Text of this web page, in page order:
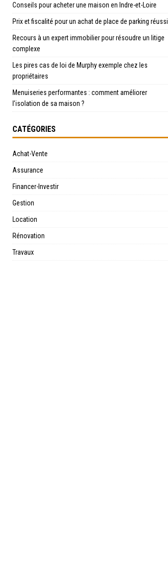
Conseils pour acheter une maison en Indre-et-Loire
Prix et fiscalité pour un achat de place de parking réussi
Recours à un expert immobilier pour résoudre un litige
complexe
Les pires cas de loi de Murphy exemple chez les
propriétaires
Menuiseries performantes : comment améliorer
l’isolation de sa maison ?
CATÉGORIES
Achat-Vente
Assurance
Financer-Investir
Gestion
Location
Rénovation
Travaux